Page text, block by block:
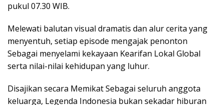
pukul 07.30 WIB.
Melewati balutan visual dramatis dan alur cerita yang
menyentuh, setiap episode mengajak penonton
Sebagai menyelami kekayaan Kearifan Lokal Global
serta nilai-nilai kehidupan yang luhur.
Disajikan secara Memikat Sebagai seluruh anggota
keluarga, Legenda Indonesia bukan sekadar hiburan